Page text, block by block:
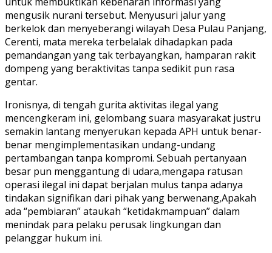
mengusik nurani tersebut. Menyusuri jalur yang
berkelok dan menyeberangi wilayah Desa Pulau Panjang,
Cerenti, mata mereka terbelalak dihadapkan pada
pemandangan yang tak terbayangkan, hamparan rakit
dompeng yang beraktivitas tanpa sedikit pun rasa
gentar.
Ironisnya, di tengah gurita aktivitas ilegal yang
mencengkeram ini, gelombang suara masyarakat justru
semakin lantang menyerukan kepada APH untuk benar-
benar mengimplementasikan undang-undang
pertambangan tanpa kompromi. Sebuah pertanyaan
besar pun menggantung di udara,mengapa ratusan
operasi ilegal ini dapat berjalan mulus tanpa adanya
tindakan signifikan dari pihak yang berwenang,Apakah
ada “pembiaran” ataukah “ketidakmampuan” dalam
menindak para pelaku perusak lingkungan dan
pelanggar hukum ini.